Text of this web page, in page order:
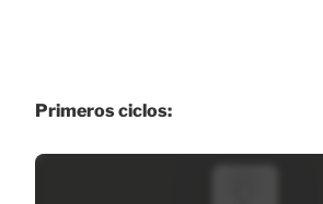
Primeros ciclos: